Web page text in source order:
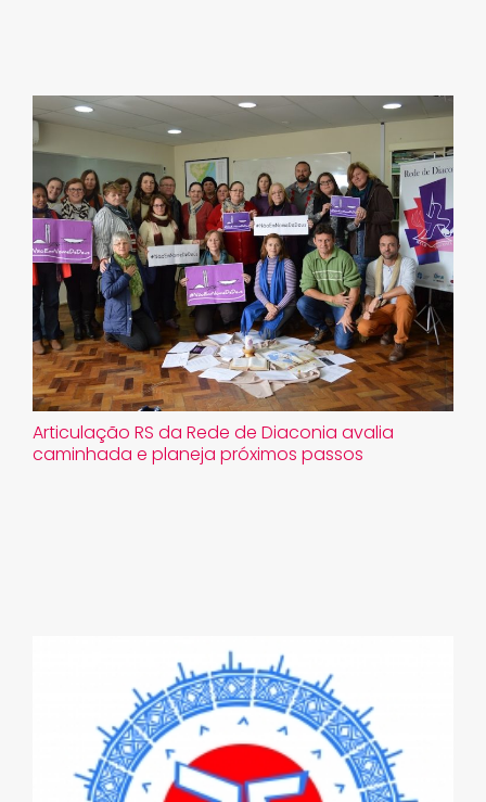
​Articulação RS da Rede de Diaconia avalia
caminhada e planeja próximos passos